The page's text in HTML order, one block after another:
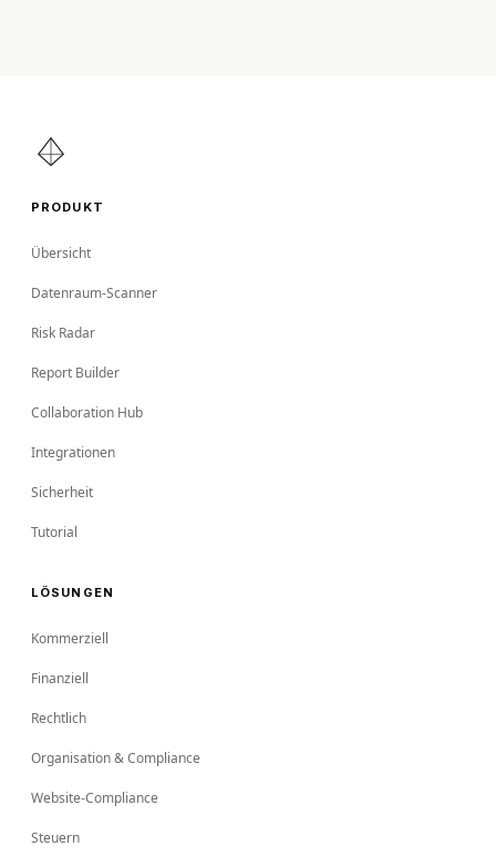
PRODUKT
Übersicht
Datenraum-Scanner
Risk Radar
Report Builder
Collaboration Hub
Integrationen
Sicherheit
Tutorial
LÖSUNGEN
Kommerziell
Finanziell
Rechtlich
Organisation & Compliance
Website-Compliance
Steuern